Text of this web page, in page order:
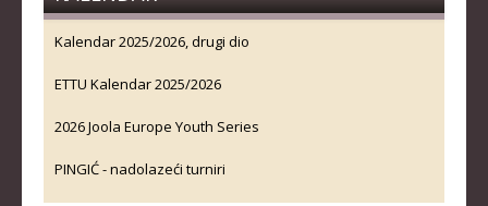
Kalendar 2025/2026, drugi dio
ETTU Kalendar 2025/2026
2026 Joola Europe Youth Series
PINGIĆ - nadolazeći turniri